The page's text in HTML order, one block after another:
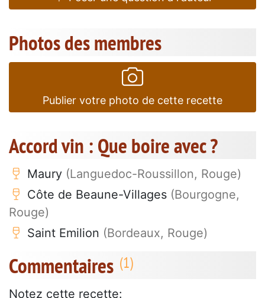
Photos des membres
Publier votre photo de cette recette
Accord vin : Que boire avec ?
Maury (Languedoc-Roussillon, Rouge)
Côte de Beaune-Villages (Bourgogne,
Rouge)
Saint Emilion (Bordeaux, Rouge)
Commentaires
Notez cette recette: